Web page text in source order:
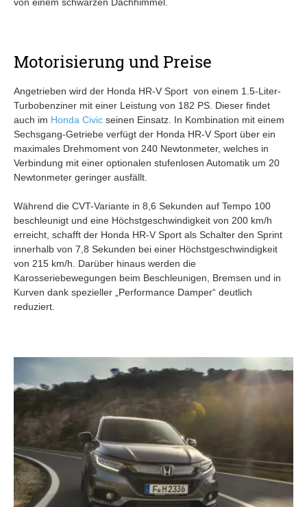
Motorisierung und Preise
Angetrieben wird der Honda HR-V Sport von einem 1.5-Liter-
Turbobenziner mit einer Leistung von 182 PS. Dieser findet
auch im Honda Civic seinen Einsatz. In Kombination mit einem
Sechsgang-Getriebe verfügt der Honda HR-V Sport über ein
maximales Drehmoment von 240 Newtonmeter, welches in
Verbindung mit einer optionalen stufenlosen Automatik um 20
Newtonmeter geringer ausfällt.
Während die CVT-Variante in 8,6 Sekunden auf Tempo 100
beschleunigt und eine Höchstgeschwindigkeit von 200 km/h
erreicht, schafft der Honda HR-V Sport als Schalter den Sprint
innerhalb von 7,8 Sekunden bei einer Höchstgeschwindigkeit
von 215 km/h. Darüber hinaus werden die
Karosseriebewegungen beim Beschleunigen, Bremsen und in
Kurven dank spezieller „Performance Damper“ deutlich
reduziert.